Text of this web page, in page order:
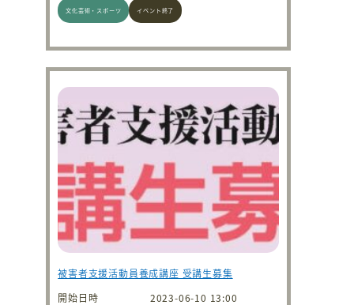
文化芸術・スポーツ イベント終了
被害者支援活動員養成講座 受講生募集
開始日時
2023-06-10 13:00